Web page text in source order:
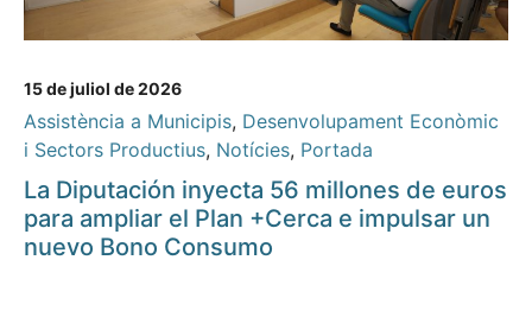
15 de juliol de 2026
Assistència a Municipis, Desenvolupament Econòmic
i Sectors Productius, Notícies, Portada
La Diputación inyecta 56 millones de euros
para ampliar el Plan +Cerca e impulsar un
nuevo Bono Consumo